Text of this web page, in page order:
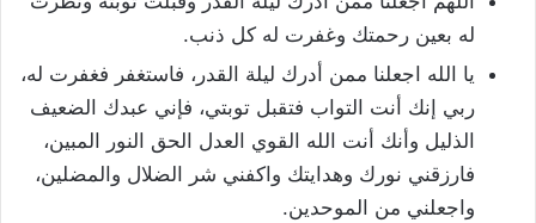
له بعين رحمتك وغفرت له كل ذنب.
يا الله اجعلنا ممن أدرك ليلة القدر، فاستغفر فغفرت له،
ربي إنك أنت التواب فتقبل توبتي، فإني عبدك الضعيف
الذليل وأنك أنت الله القوي العدل الحق النور المبين،
فارزقني نورك وهدايتك واكفني شر الضلال والمضلين،
واجعلني من الموحدين.